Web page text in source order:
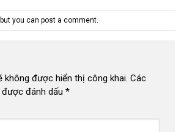
you can post a comment.
không được hiển thị công khai. Các
đánh dấu *